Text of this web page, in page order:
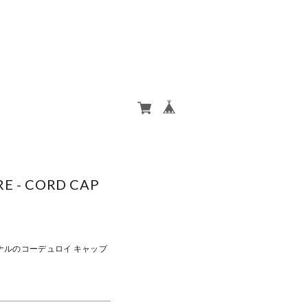
- CORD CAP
ルのコーデュロイ キャップ